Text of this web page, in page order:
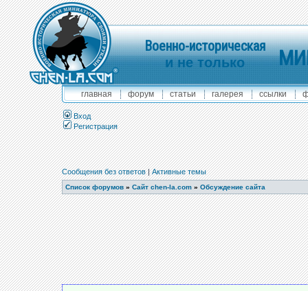
Военно-историческая
и не только
главная форум статьи галерея ссылки
Вход
Регистрация
Сообщения без ответов|Активные темы
Список форумов » Сайт chen-la.com » Обсуждение сайта